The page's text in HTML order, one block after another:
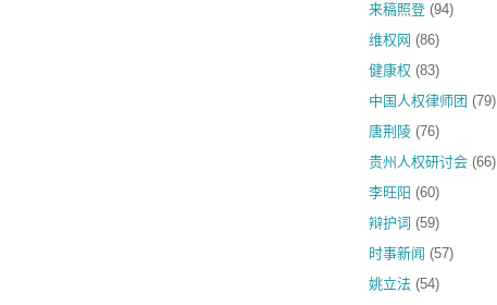
来稿照登 (94)
维权网 (86)
健康权 (83)
中国人权律师团 (79)
唐荆陵 (76)
贵州人权研讨会 (66)
李旺阳 (60)
辩护词 (59)
时事新闻 (57)
姚立法 (54)